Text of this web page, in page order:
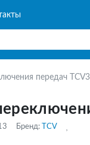
передач
Бренд: TCV